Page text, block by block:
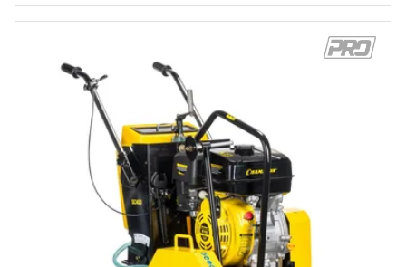
Аксессуары
Мотодрели
Снегоотбрасыватели
Садовые ножницы